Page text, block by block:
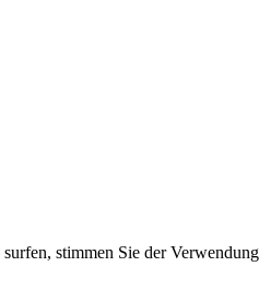
stimmen Sie der